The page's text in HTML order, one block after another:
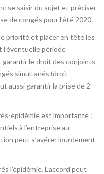
se saisir du sujet et préciser
de congés pour l’été 2020.
priorité et placer en tête les
l’éventuelle période
garantir le droit des conjoints
simultanés (droit
aussi garantir la prise de 2
épidémie est importante :
à l’entreprise au
peut s’avérer lourdement
l’épidémie. L’accord peut